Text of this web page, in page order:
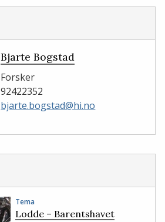
Bjarte Bogstad
Forsker
92422352
bjarte.bogstad@hi.no
Tema
Lodde – Barentshavet